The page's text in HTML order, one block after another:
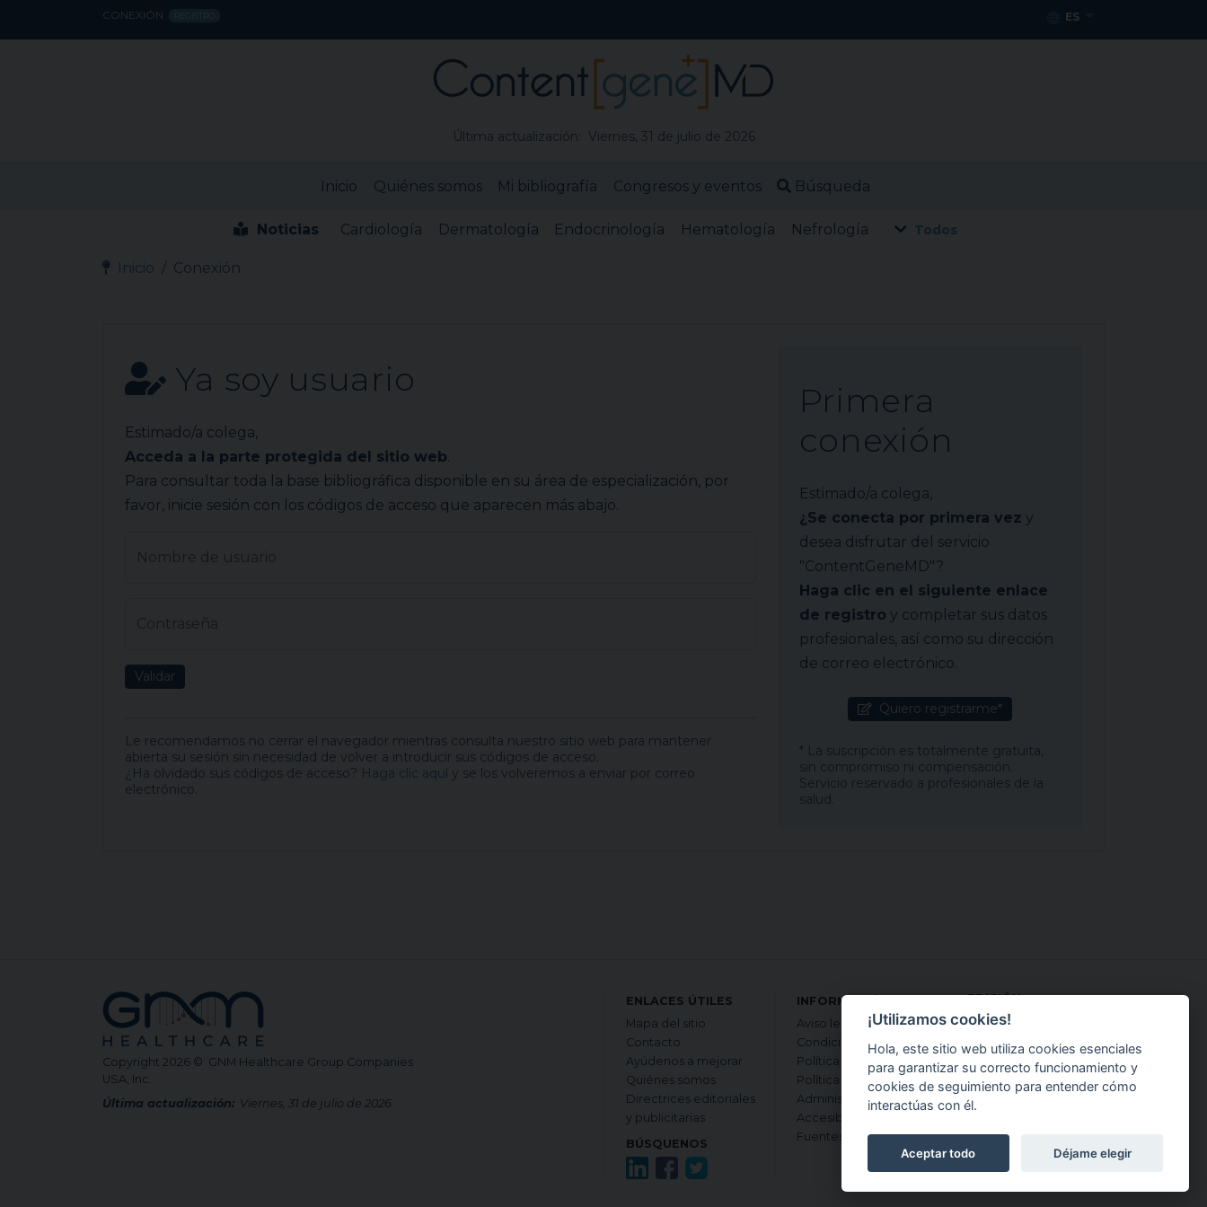
CONEXIÓN REGISTRO ES
Última actualización: Viernes, 31 de julio de 2026
Inicio Quiénes somos Mi bibliografía Congresos y eventos Búsqueda
Noticias Cardiología Dermatología Endocrinología Hematología Nefrología Todos
Inicio Conexión
Ya soy usuario
Estimado/a colega,
Acceda a la parte protegida del sitio web
Para consultar toda la base bibliográfica disponible en su área de especialización, por
favor, inicie sesión con los códigos de acceso que aparecen más abajo.
Validar
Le recomendamos no cerrar el navegador mientras consulta nuestro sitio web para mantener
abierta su sesión sin necesidad de volver a introducir sus códigos de acceso.
¿Ha olvidado sus códigos de acceso? Haga clic aquí y se los volveremos a enviar por correo
electrónico.
Primera
conexión
Estimado/a colega,
¿Se conecta por primera vez y
desea disfrutar del servicio
"ContentGeneMD"?
Haga clic en el siguiente enlace
de registro y completar sus datos
profesionales, así como su dirección
de correo electrónico.
Quiero registrarme*
* La suscripción es totalmente gratuita,
sin compromiso ni compensación.
Servicio reservado a profesionales de la
salud.
Copyright 2026 © GNM Healthcare Group Companies
USA, Inc.
Última actualización: Viernes, 31 de julio de 2026
ENLACES ÚTILES
Mapa del sitio
Contacto
Ayúdenos a mejorar
Quiénes somos
Directrices editoriales
y publicitarias
BÚSQUENOS
INFORMACIÓN LEGAL
Aviso legal
Condiciones de uso
Política de privacidad
Política de cookies
Administrar Cookies
Accesibilidad
Fuentes y criterios
EDICIÓN
INTERNACIONAL DE
CONTENTGENEMD:
en inglés
en japonés
en español
en francés
¡Utilizamos cookies!
Hola, este sitio web utiliza cookies esenciales
para garantizar su correcto funcionamiento y
cookies de seguimiento para entender cómo
interactúas con él.
Aceptar todo Déjame elegir